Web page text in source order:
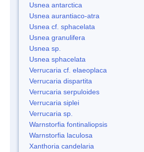
Usnea antarctica
Usnea aurantiaco-atra
Usnea cf. sphacelata
Usnea granulifera
Usnea sp.
Usnea sphacelata
Verrucaria cf. elaeoplaca
Verrucaria dispartita
Verrucaria serpuloides
Verrucaria siplei
Verrucaria sp.
Warnstorfia fontinaliopsis
Warnstorfia laculosa
Xanthoria candelaria